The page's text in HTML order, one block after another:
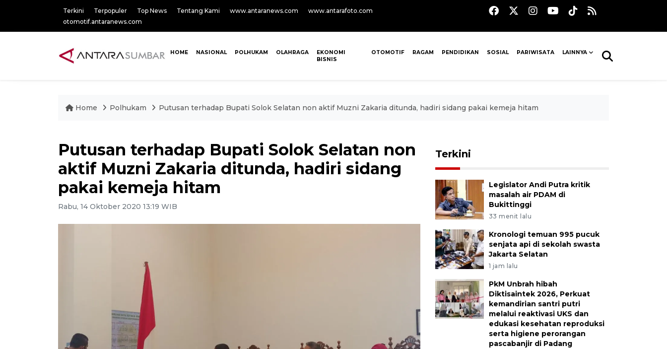
Terkini Terpopuler Top News Tentang Kami www.antaranews.com
www.antarafoto.com
otomotif.antaranews.com
HOME NASIONAL POLHUKAM OLAHRAGA
EKONOMI
BISNIS
OTOMOTIF RAGAM PENDIDIKAN SOSIAL PARIWISATA LAINNYA
Home Polhukam Putusan terhadap Bupati Solok Selatan non aktif Muzni Zakaria ditunda, hadiri sidang pakai kemeja hitam
Putusan terhadap Bupati Solok Selatan non
aktif Muzni Zakaria ditunda, hadiri sidang
pakai kemeja hitam
Rabu, 14 Oktober 2020 13:19 WIB
Terkini
Legislator Andi Putra kritik
masalah air PDAM di
Bukittinggi
33 menit lalu
Kronologi temuan 995 pucuk
senjata api di sekolah swasta
Jakarta Selatan
1 jam lalu
PkM Unbrah hibah
Diktisaintek 2026, Perkuat
kemandirian santri putri
melalui reaktivasi UKS dan
edukasi kesehatan reproduksi
serta higiene perorangan
pascabanjir di Padang